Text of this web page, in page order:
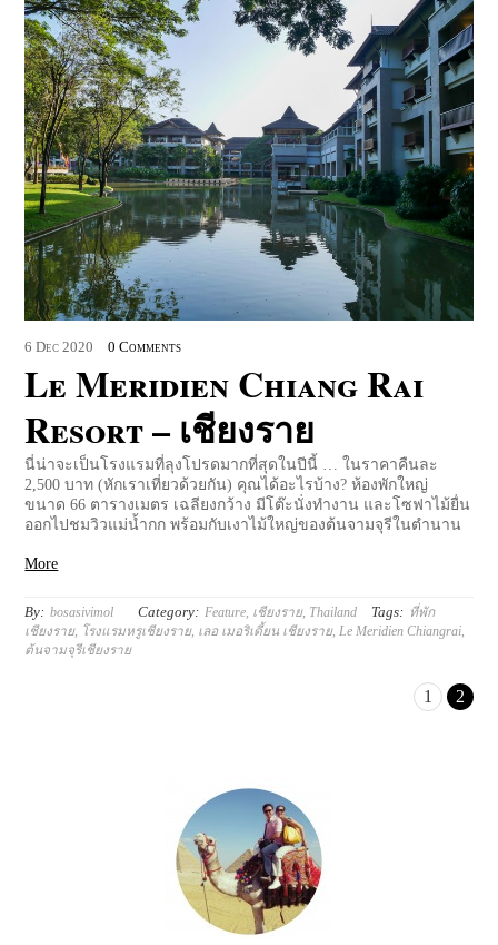
6 Dec 2020 0 Comments
Le Meridien Chiang Rai
Resort – เชียงราย
นี่น่าจะเป็นโรงแรมที่ลุงโปรดมากที่สุดในปีนี้ … ในราคาคืนละ
2,500 บาท (หักเราเที่ยวด้วยกัน) คุณได้อะไรบ้าง? ห้องพักใหญ่
ขนาด 66 ตารางเมตร เฉลียงกว้าง มีโต๊ะนั่งทำงาน และโซฟาไม้ยื่น
ออกไปชมวิวแม่น้ำกก พร้อมกับเงาไม้ใหญ่ของต้นจามจุรีในตำนาน
More
By: bosasivimol Category: Feature, เชียงราย, Thailand Tags: ที่พัก
เชียงราย, โรงแรมหรูเชียงราย, เลอ เมอริเดี้ยน เชียงราย,Le Meridien Chiangrai,
ต้นจามจุรีเชียงราย
1 2